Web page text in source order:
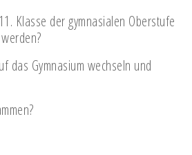
Klasse der gymnasialen Oberstufe
das Gymnasium wechseln und